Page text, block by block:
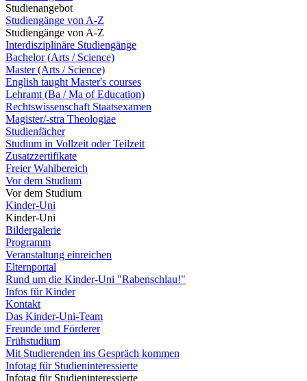
Studienangebot
Studiengänge von A-Z
Studiengänge von A-Z
Interdisziplinäre Studiengänge
Bachelor (Arts / Science)
Master (Arts / Science)
English taught Master's courses
Lehramt (Ba / Ma of Education)
Rechtswissenschaft Staatsexamen
Magister/-stra Theologiae
Studienfächer
Studium in Vollzeit oder Teilzeit
Zusatzzertifikate
Freier Wahlbereich
Vor dem Studium
Vor dem Studium
Kinder-Uni
Kinder-Uni
Bildergalerie
Programm
Veranstaltung einreichen
Elternportal
Rund um die Kinder-Uni "Rabenschlau!"
Infos für Kinder
Kontakt
Das Kinder-Uni-Team
Freunde und Förderer
Frühstudium
Mit Studierenden ins Gespräch kommen
Infotag für Studieninteressierte
Infotag für Studieninteressierte